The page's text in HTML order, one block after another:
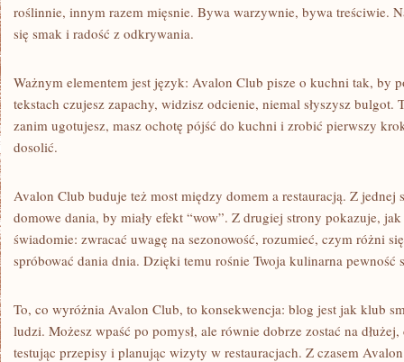
roślinnie, innym razem mięsnie. Bywa warzywnie, bywa treściwie.
się smak i radość z odkrywania.
Ważnym elementem jest język: Avalon Club pisze o kuchni tak, by
tekstach czujesz zapachy, widzisz odcienie, niemal słyszysz bulgot.
zanim ugotujesz, masz ochotę pójść do kuchni i zrobić pierwszy
dosolić.
Avalon Club buduje też most między domem a restauracją. Z
domowe dania, by miały efekt “wow”. Z drugiej strony pokazuje,
świadomie: zwracać uwagę na sezonowość, rozumieć, czym różni
spróbować dania dnia. Dzięki temu rośnie Twoja kulinarna pewność
To, co wyróżnia Avalon Club, to konsekwencja: blog jest jak klub
ludzi. Możesz wpaść po pomysł, ale równie dobrze zostać na
testując przepisy i planując wizyty w restauracjach. Z czasem